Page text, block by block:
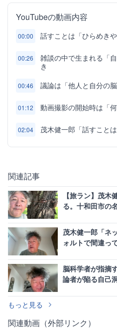
YouTubeの動画内容
00:00 話すことは「ひらめき
00:26
雑談の中で生まれる「
き
00:46 議論は「他人と自分の
01:12 動画撮影の開始時は「
02:04 茂木健一郎「話すこと
関連記事
【旅ラン】茂木
る。十和田市の
茂木健一郎「ネ
ォルトで間違っ
脳科学者が指摘
論者が陥る自己
もっと見る
関連動画（外部リンク）